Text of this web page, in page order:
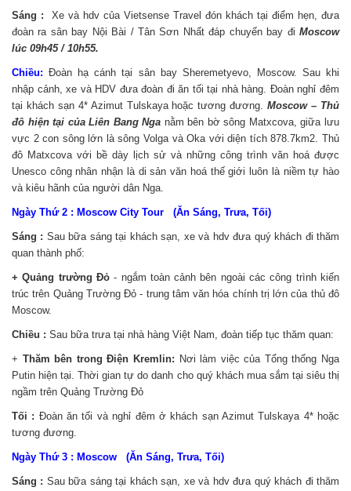
Sáng : Xe và hdv của Vietsense Travel đón khách tại điểm hẹn, đưa
đoàn ra sân bay Nội Bài / Tân Sơn Nhất đáp chuyến bay đi Moscow
lúc 09h45 / 10h55.
Chiều: Đoàn hạ cánh tại sân bay Sheremetyevo, Moscow. Sau khi
nhập cảnh, xe và HDV đưa đoàn đi ăn tối tại nhà hàng. Đoàn nghỉ đêm
tại khách sạn 4* Azimut Tulskaya hoặc tương đương.Moscow – Thủ
đô hiện tại của Liên Bang Nga nằm bên bờ sông Matxcova, giữa lưu
vực 2 con sông lớn là sông Volga và Oka với diện tích 878.7km2. Thủ
đô Matxcova với bề dày lịch sử và những công trình văn hoá được
Unesco công nhân nhận là di sản văn hoá thế giới luôn là niềm tự hào
và kiêu hãnh của người dân Nga.
Ngày Thứ 2 : Moscow City Tour (Ăn Sáng, Trưa, Tối)
Sáng : Sau bữa sáng tại khách sạn, xe và hdv đưa quý khách đi thăm
quan thành phố:
+ Quảng trường Đỏ- ngắm toàn cảnh bên ngoài các công trình kiến
trúc trên Quảng Trường Đỏ - trung tâm văn hóa chính trị lớn của thủ đô
Moscow.
Chiều : Sau bữa trưa tại nhà hàng Việt Nam, đoàn tiếp tục thăm quan:
+ Thăm bên trong Điện Kremlin: Nơi làm việc của Tổng thống Nga
Putin hiện tại.Thời gian tự do danh cho quý khách mua sắm tại siêu thị
ngầm trên Quảng Trường Đỏ
Tối : Đoàn ăn tối và nghỉ đêm ở khách sạn Azimut Tulskaya 4* hoặc
tương đương.
Ngày Thứ 3 : Moscow (Ăn Sáng, Trưa, Tối)
Sáng : Sau bữa sáng tại khách sạn, xe và hdv đưa quý khách đi thăm